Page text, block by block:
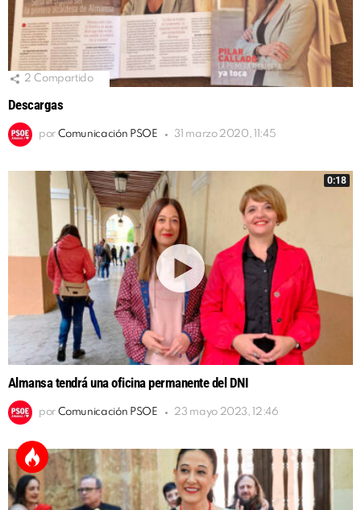
2 Compartido
Descargas
por Comunicación PSOE 31 marzo 2020, 11:45
0:18
Almansa tendrá una oficina permanente del DNI
por Comunicación PSOE 23 mayo 2023, 12:46